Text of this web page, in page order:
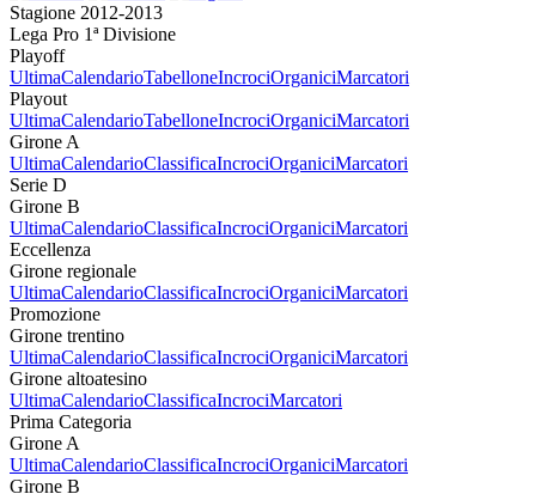
Stagione 2012-2013
Lega Pro 1ª Divisione
Playoff
UltimaCalendarioTabelloneIncrociOrganiciMarcatori
Playout
UltimaCalendarioTabelloneIncrociOrganiciMarcatori
Girone A
UltimaCalendarioClassificaIncrociOrganiciMarcatori
Serie D
Girone B
UltimaCalendarioClassificaIncrociOrganiciMarcatori
Eccellenza
Girone regionale
UltimaCalendarioClassificaIncrociOrganiciMarcatori
Promozione
Girone trentino
UltimaCalendarioClassificaIncrociOrganiciMarcatori
Girone altoatesino
UltimaCalendarioClassificaIncrociMarcatori
Prima Categoria
Girone A
UltimaCalendarioClassificaIncrociOrganiciMarcatori
Girone B